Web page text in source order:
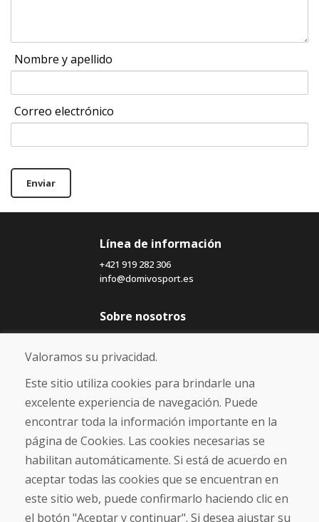
Nombre y apellido
Correo electrónico
Enviar
Línea de información
+421 919 282 306
info@domivosport.es
Sobre nosotros
Blog
Sobre nosotros
Comercio
Contacto
Compra
Tienda electrónica
Envío y pago
NORMAS DE RECLAMACIÓN
Devolución y cambio de mercancías
Política de privacidad
Valoramos su privacidad.
Este sitio utiliza cookies para brindarle una
excelente experiencia de navegación. Puede
encontrar toda la información importante en la
página de Cookies. Las cookies necesarias se
habilitan automáticamente. Si está de acuerdo en
aceptar todas las cookies que se encuentran en
este sitio web, puede confirmarlo haciendo clic en
el botón "Aceptar y continuar". Si desea ajustar su